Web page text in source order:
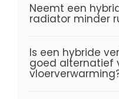
Neemt een
radiator minder
Is een hybride
goed alternatief